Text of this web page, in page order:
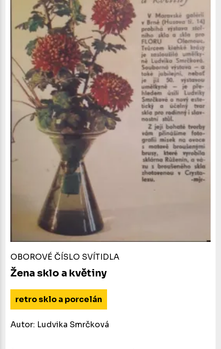
OBOROVÉ ČÍSLO SVÍTIDLA
Žena sklo a květiny
retro sklo a porcelán
Autor: Ludvika Smrčková